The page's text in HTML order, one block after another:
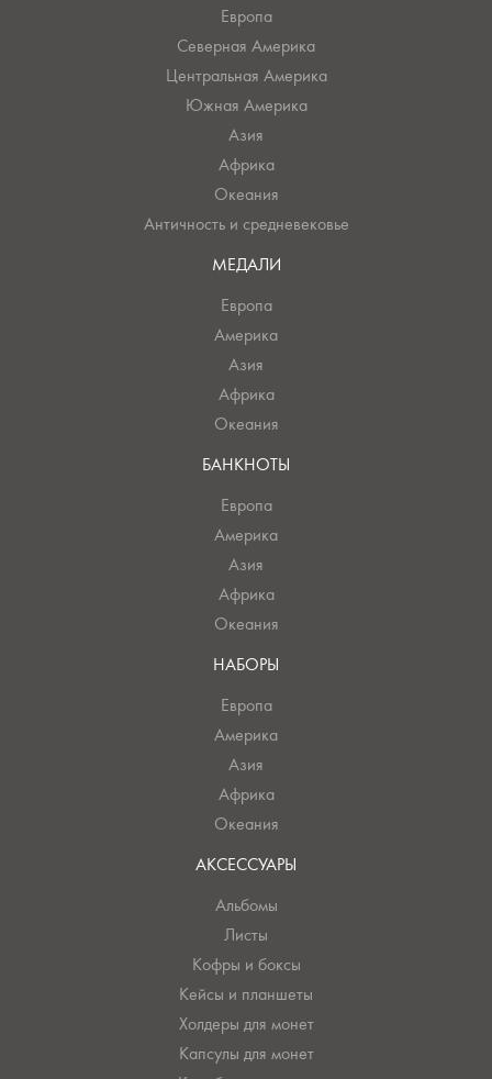
Европа
Северная Америка
Центральная Америка
Южная Америка
Азия
Африка
Океания
Античность и средневековье
МЕДАЛИ
Европа
Америка
Азия
Африка
Океания
БАНКНОТЫ
Европа
Америка
Азия
Африка
Океания
НАБОРЫ
Европа
Америка
Азия
Африка
Океания
АКСЕССУАРЫ
Альбомы
Листы
Кофры и боксы
Кейсы и планшеты
Холдеры для монет
Капсулы для монет